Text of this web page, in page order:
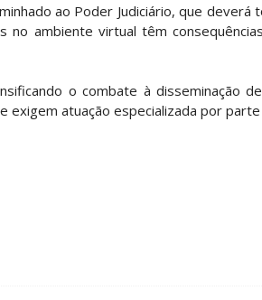
ao Poder Judiciário, que deverá
no ambiente virtual têm
o combate à disseminação
exigem atuação especializada por